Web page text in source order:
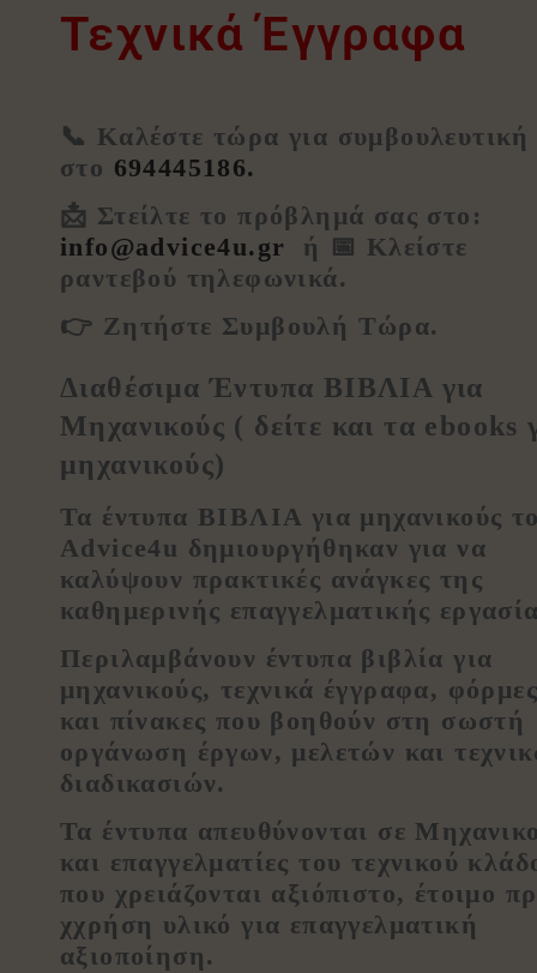
Τεχνικά Έγγραφα
📞 Καλέστε τώρα για συμβουλευτική
στο 694445186.
📩 Στείλτε το πρόβλημά σας στο:
info@advice4u.gr ή 📅 Κλείστε
ραντεβού τηλεφωνικά.
👉 Ζητήστε Συμβουλή Τώρα.
Διαθέσιμα Έντυπα ΒΙΒΛΙΑ για
Μηχανικούς ( δείτε και τα ebooks
μηχανικούς)
Τα έντυπα ΒΙΒΛΙΑ για μηχανικούς
Advice4u δημιουργήθηκαν για να
καλύψουν πρακτικές ανάγκες της
καθημερινής επαγγελματικής
Περιλαμβάνουν έντυπα βιβλία για
μηχανικούς, τεχνικά έγγραφα, φόρμες
και πίνακες που βοηθούν στη σωστή
οργάνωση έργων, μελετών και
διαδικασιών.
Τα έντυπα απευθύνονται σε
και επαγγελματίες του τεχνικού
που χρειάζονται αξιόπιστο, έτοιμο
χχρήση υλικό για επαγγελματική
αξιοποίηση.